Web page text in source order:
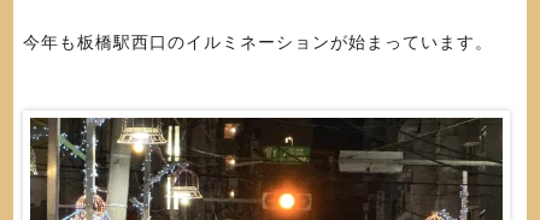
今年も板橋駅西口のイルミネーションが始まっています。